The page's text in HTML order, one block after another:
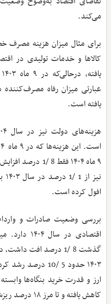
می‌کند.
برای مثال میزان هزینه مصرف
عبارتی میزان رفاه
یافته است.
۹ ماه ۱۴۰۴ فقط 8
افول کرده است.
بررسی وضعیت صادرات و
اقتصادی
گذشت 8 /1 درصد افت
۱۴۰۳ حدود 5 /10
کاهش یافته و تا مرز ۱۸ درصد ریزش داشته است.